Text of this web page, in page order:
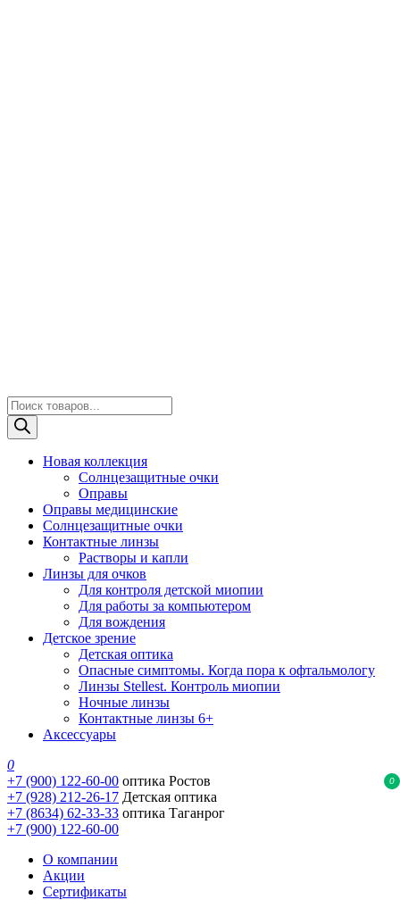
Поиск
товаров
Новая коллекция
Солнцезащитные очки
Оправы
Оправы медицинские
Солнцезащитные очки
Контактные линзы
Растворы и капли
Линзы для очков
Для контроля детской миопии
Для работы за компьютером
Для вождения
Детское зрение
Детская оптика
Опасные симптомы. Когда пора к офтальмологу
Линзы Stellest. Контроль миопии
Ночные линзы
Контактные линзы 6+
Аксессуары
0
0
+7 (900) 122-60-00 оптика Ростов
+7 (928) 212-26-17 Детская оптика
+7 (8634) 62-33-33 оптика Таганрог
+7 (900) 122-60-00
О компании
Акции
Сертификаты